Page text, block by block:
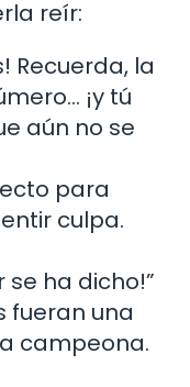
reír:
Recuerda, la
¡y tú
aún no se
para
culpa.
se ha dicho!”
fueran una
campeona.